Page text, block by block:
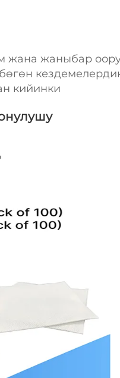
жана жаныбар
кийинки